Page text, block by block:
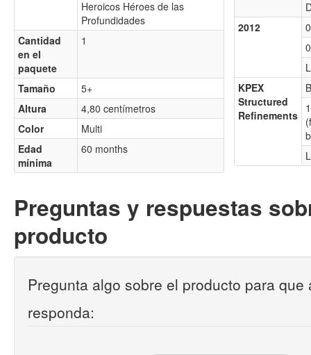
Heroicos Héroes de las
Profundidades
Cantidad
en el
paquete
1
Tamaño
5+
Altura
4,80 centímetros
Color
Multi
Edad
mínima
60 months
2012
KPEX
Structured
Refinements
Preguntas y respuestas
producto
Pregunta algo sobre el producto para que
responda: